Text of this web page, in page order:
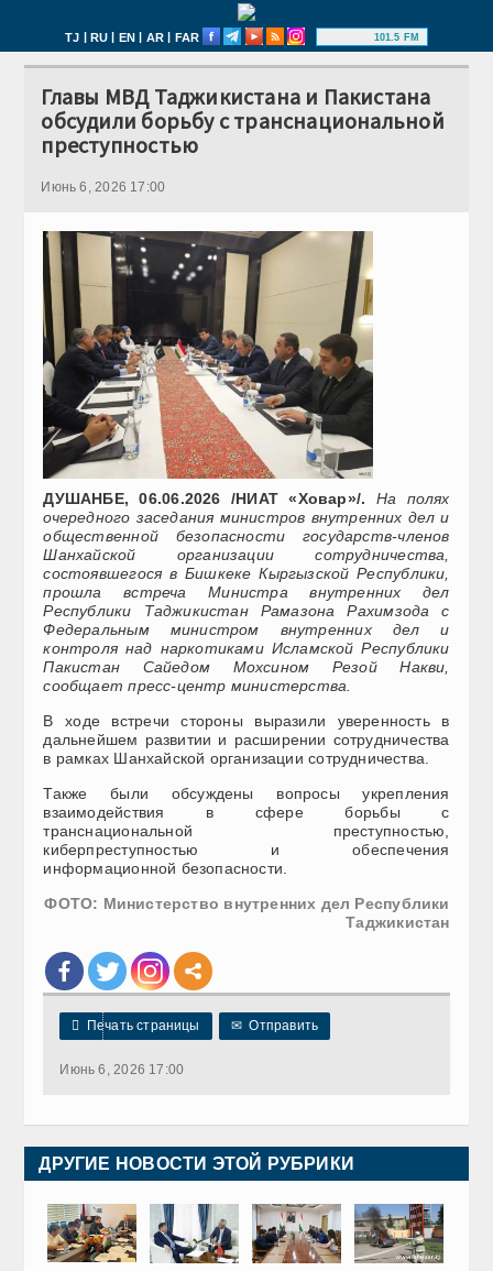
TJ | RU | EN | AR | FAR 101.5 FM
Главы МВД Таджикистана и Пакистана
обсудили борьбу с транснациональной
преступностью
Июнь 6, 2026 17:00
ДУШАНБЕ, 06.06.2026 /НИАТ «Ховар»/.
На полях
очередного заседания министров внутренних дел и
общественной безопасности государств-членов
Шанхайской организации сотрудничества,
состоявшегося в Бишкеке Кыргызской Республики,
прошла встреча Министра внутренних дел
Республики Таджикистан Рамазона Рахимзода с
Федеральным министром внутренних дел и
контроля над наркотиками Исламской Республики
Пакистан Сайедом Мохсином Резой Накви,
сообщает пресс-центр министерства.
В ходе встречи стороны выразили уверенность в
дальнейшем развитии и расширении сотрудничества
в рамках Шанхайской организации сотрудничества.
Также были обсуждены вопросы укрепления
взаимодействия в сфере борьбы с
транснациональной преступностью,
киберпреступностью и обеспечения
информационной безопасности.
ФОТО: Министерство внутренних дел Республики
Таджикистан
 Печать страницы ✉ Отправить
Июнь 6, 2026 17:00
ДРУГИЕ НОВОСТИ ЭТОЙ РУБРИКИ